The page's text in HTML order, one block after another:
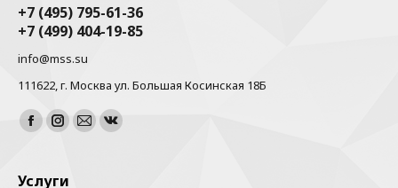
+7 (495) 795-61-36
+7 (499) 404-19-85
info@mss.su
111622, г. Москва ул. Большая Косинская 18Б
Найдите нас:
FacebookInstagram
ПочтаВконтакте
Услуги